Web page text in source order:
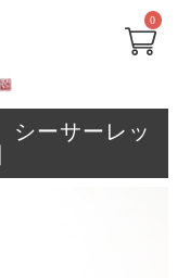
0
シーサーレッ